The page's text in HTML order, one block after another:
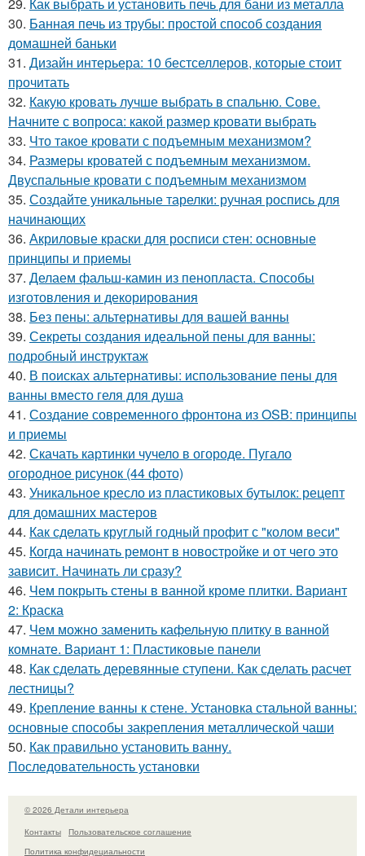
29. Как выбрать и установить печь для бани из металла
30. Банная печь из трубы: простой способ создания
домашней баньки
31. Дизайн интерьера: 10 бестселлеров, которые стоит
прочитать
32. Какую кровать лучше выбрать в спальню. Сове.
Начните с вопроса: какой размер кровати выбрать
33. Что такое кровати с подъемным механизмом?
34. Размеры кроватей с подъемным механизмом.
Двуспальные кровати с подъемным механизмом
35. Создайте уникальные тарелки: ручная роспись для
начинающих
36. Акриловые краски для росписи стен: основные
принципы и приемы
37. Делаем фальш-камин из пенопласта. Способы
изготовления и декорирования
38. Без пены: альтернативы для вашей ванны
39. Секреты создания идеальной пены для ванны:
подробный инструктаж
40. В поисках альтернативы: использование пены для
ванны вместо геля для душа
41. Создание современного фронтона из OSB: принципы
и приемы
42. Скачать картинки чучело в огороде. Пугало
огородное рисунок (44 фото)
43. Уникальное кресло из пластиковых бутылок: рецепт
для домашних мастеров
44. Как сделать круглый годный профит с "колом веси"
45. Когда начинать ремонт в новостройке и от чего это
зависит. Начинать ли сразу?
46. Чем покрыть стены в ванной кроме плитки. Вариант
2: Краска
47. Чем можно заменить кафельную плитку в ванной
комнате. Вариант 1: Пластиковые панели
48. Как сделать деревянные ступени. Как сделать расчет
лестницы?
49. Крепление ванны к стене. Установка стальной ванны:
основные способы закрепления металлической чаши
50. Как правильно установить ванну.
Последовательность установки
© 2026 Детали интерьера
Контакты
Пользовательское соглашение
Политика конфидециальности